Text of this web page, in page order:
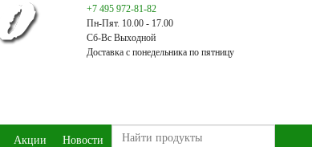
+7 495 972-81-82
Пн-Пят. 10.00 - 17.00
Сб-Вс Выходной
Доставка с понедельника по пятницу
Акции Новости